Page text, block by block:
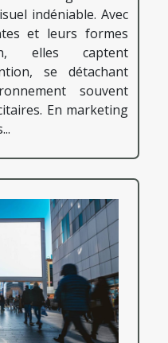
indéniable. Avec
et leurs formes
elles captent
se détachant
souvent
En marketing